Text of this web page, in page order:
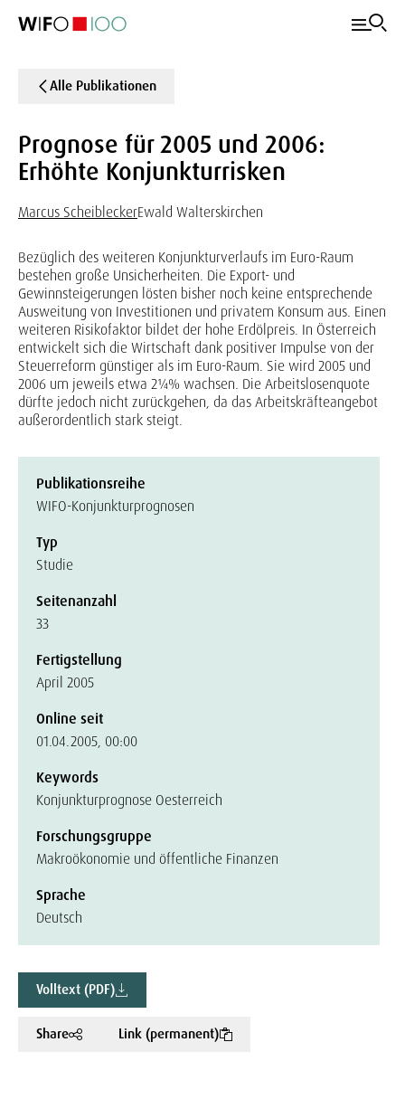
Alle Publikationen
Prognose für 2005 und 2006:
Erhöhte Konjunkturrisken
Marcus ScheibleckerEwald Walterskirchen
Bezüglich des weiteren Konjunkturverlaufs im Euro-Raum
bestehen große Unsicherheiten. Die Export- und
Gewinnsteigerungen lösten bisher noch keine entsprechende
Ausweitung von Investitionen und privatem Konsum aus. Einen
weiteren Risikofaktor bildet der hohe Erdölpreis. In Österreich
entwickelt sich die Wirtschaft dank positiver Impulse von der
Steuerreform günstiger als im Euro-Raum. Sie wird 2005 und
2006 um jeweils etwa 2¼% wachsen. Die Arbeitslosenquote
dürfte jedoch nicht zurückgehen, da das Arbeitskräfteangebot
außerordentlich stark steigt.
Publikationsreihe
WIFO-Konjunkturprognosen
Typ
Studie
Seitenanzahl
33
Fertigstellung
April 2005
Online seit
01.04.2005, 00:00
Keywords
Konjunkturprognose Oesterreich
Forschungsgruppe
Makroökonomie und öffentliche Finanzen
Sprache
Deutsch
Volltext (PDF)
Share Link (permanent)